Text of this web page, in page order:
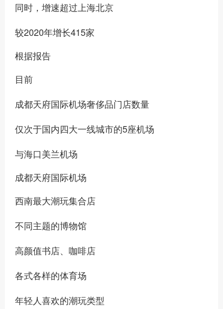
同时，增速超过上海北京
较2020年增长415家
根据报告
目前
成都天府国际机场奢侈品门店数量
仅次于国内四大一线城市的5座机场
与海口美兰机场
成都天府国际机场
西南最大潮玩集合店
不同主题的博物馆
高颜值书店、咖啡店
各式各样的体育场
年轻人喜欢的潮玩类型